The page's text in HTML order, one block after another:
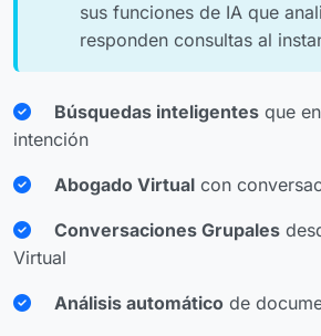
sus funciones de IA que
responden consultas al
Búsquedas inteligentes que
intención
Abogado Virtual con
Conversaciones Grupales
Virtual
Análisis automático de